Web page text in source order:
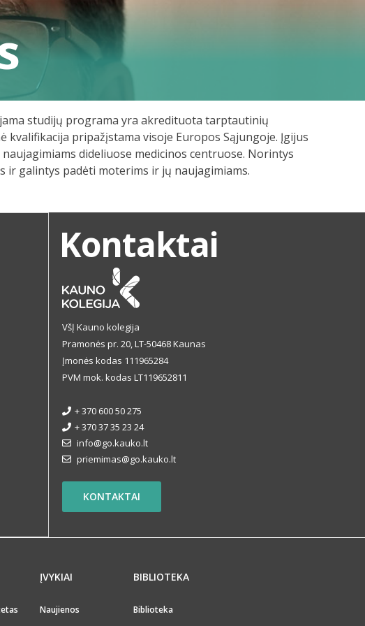
studijų programa yra akredituota tarptautinių
pripažįstama visoje Europos Sąjungoje. Įgijus
dideliuose medicinos centruose. Norintys
galintys padėti moterims ir jų naujagimiams.
Kontaktai
VšĮ Kauno kolegija
Pramonės pr. 20, LT-50468 Kaunas
Įmonės kodas 111965284
PVM mok. kodas LT119652811
+ 370 600 50 275
+ 370 37 35 23 24
info@go.kauko.lt
priemimas@go.kauko.lt
KONTAKTAI
ĮVYKIAI
Naujienos
BIBLIOTEKA
Biblioteka